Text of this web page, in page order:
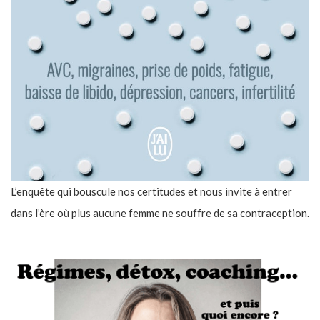
L’enquête qui bouscule nos certitudes et nous invite à entrer
dans l’ère où plus aucune femme ne souffre de sa contraception.